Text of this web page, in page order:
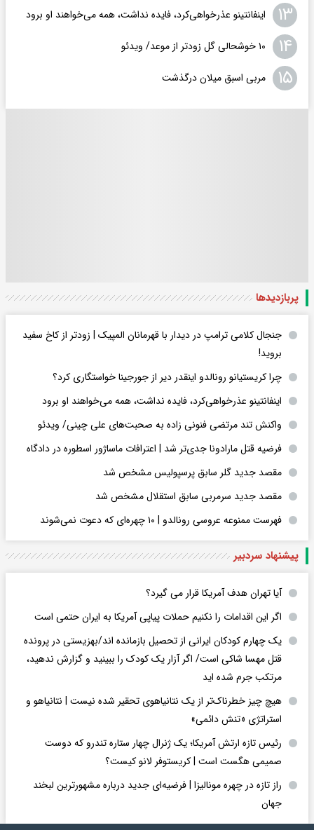
۱۳ اینفانتینو عذرخواهی‌کرد، فایده نداشت، همه می‌خواهند او برود
۱۴ ۱۰ خوشحالی گل زودتر از موعد/ ویدئو
۱۵ مربی اسبق میلان درگذشت
پربازدید‌ها
جنجال کلامی ترامپ در دیدار با قهرمانان المپیک | زودتر از کاخ سفید
بروید!
چرا کریستیانو رونالدو اینقدر دیر از جورجینا خواستگاری کرد؟
اینفانتینو عذرخواهی‌کرد، فایده نداشت، همه می‌خواهند او برود
واکنش تند مرتضی فنونی زاده به صحبت‌های علی چینی/ ویدئو
فرضیه قتل مارادونا جدی‌تر شد | اعترافات ماساژور اسطوره در دادگاه
مقصد جدید گلر سابق پرسپولیس مشخص شد
مقصد جدید سرمربی سابق استقلال مشخص شد
فهرست ممنوعه عروسی رونالدو | ۱۰ چهره‌ای که دعوت نمی‌شوند
پیشنهاد سردبیر
آیا تهران هدف آمریکا قرار می گیرد؟
اگر این اقدامات را نکنیم حملات پیاپی آمریکا به ایران حتمی است
یک چهارم کودکان ایرانی از تحصیل بازمانده اند/بهزیستی در پرونده
قتل مهسا شاکی است/ اگر آزار یک کودک را ببینید و گزارش ندهید،
مرتکب جرم شده اید
هیچ چیز خطرناک‌تر از یک نتانیاهوی تحقیر شده نیست | نتانیاهو و
استراتژی «تنش دائمی»
رئیس تازه ارتش آمریکا؛ یک ژنرال چهار ستاره تندرو که دوست
صمیمی هگست است | کریستوفر لانو کیست؟
راز تازه در چهره مونالیزا | فرضیه‌ای جدید درباره مشهورترین لبخند
جهان